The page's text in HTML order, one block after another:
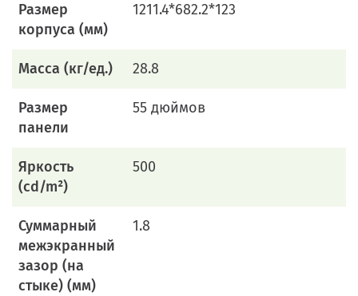
Размер
корпуса (мм)
1211.4*682.2*123
Масса (кг/ед.) 28.8
Размер
панели
55 дюймов
Яркость
(cd/m²)
500
Суммарный
межэкранный
зазор (на
стыке) (мм)
1.8